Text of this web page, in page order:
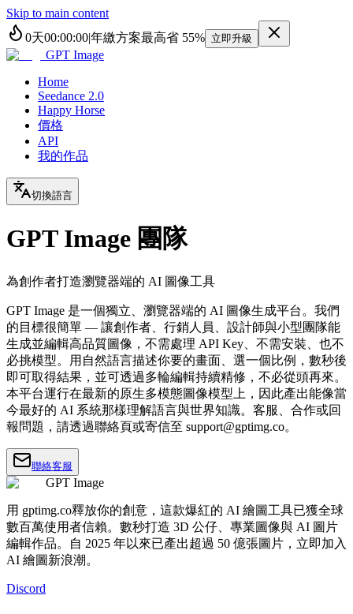
Skip to main content
0天00:00:00|年繳方案最高省 55% 立即升級
GPT Image
Home
Seedance 2.0
Happy Horse
價格
API
我的作品
切換語言
GPT Image 團隊
為創作者打造瀏覽器端的 AI 圖像工具
GPT Image 是一個獨立、瀏覽器端的 AI 圖像生成平台。我們
的目標很簡單 — 讓創作者、行銷人員、設計師與小型團隊能
生成並編輯高品質圖像，不需處理 API Key、不需安裝、也不
必挑模型。用自然語言描述你要的畫面、選一個比例，數秒後
即可取得結果，並可透過多輪編輯持續精修，不必從頭再來。
本平台運行在最新的原生多模態圖像模型上，因此產出能像當
今最好的 AI 系統那樣理解語言與世界知識。客服、合作或回
報問題，請透過聯絡頁或寄信至 support@gptimg.co。
聯絡客服
GPT Image
用 gptimg.co釋放你的創意，這款爆紅的 AI 繪圖工具已獲全球
數百萬使用者信賴。數秒打造 3D 公仔、專業圖像與 AI 圖片
編輯作品。自 2025 年以來已產出超過 50 億張圖片，立即加入
AI 繪圖新浪潮。
Discord